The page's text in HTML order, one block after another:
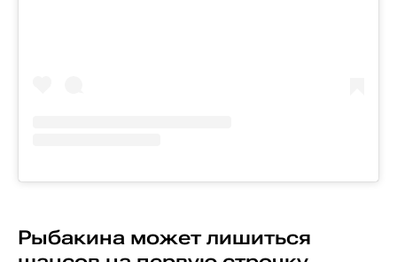
Рыбакина может лишиться